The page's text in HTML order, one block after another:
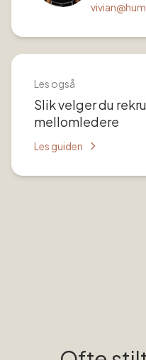
Les også
Slik velger du
mellomledere
Les guiden